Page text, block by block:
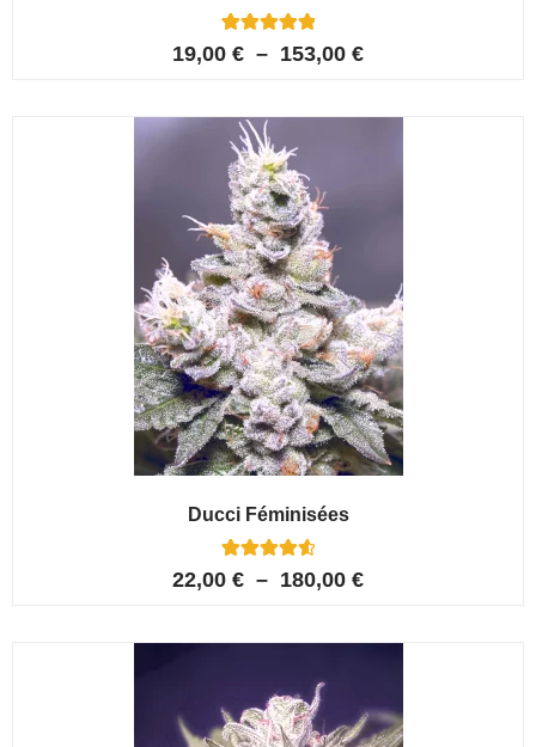
Noté
5.00
6
notations
client
19,00 € – 153,00 €
Ducci Féminisées
6
notations
22,00 € – 180,00 €